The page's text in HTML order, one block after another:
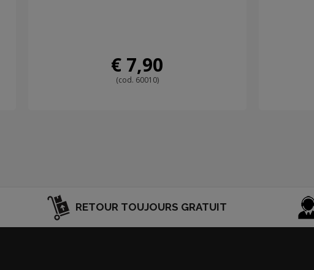
€ 7,90
(cod. 60010)
RETOUR TOUJOURS GRATUIT